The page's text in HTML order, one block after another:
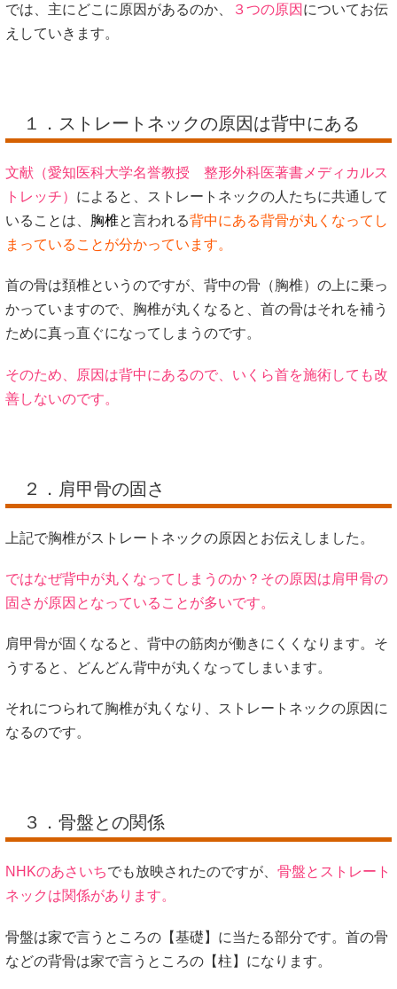
では、主にどこに原因があるのか、 ３つの原因 についてお伝
えしていきます。
１．ストレートネックの原因は背中にある
文献（愛知医科大学名誉教授 整形外科医著書メディカルス
トレッチ） によると、ストレートネックの人たちに共通して
いることは、 胸椎と言われる背中にある背骨が丸くなってし
まっていることが分かっています。
首の骨は頚椎というのですが、背中の骨（胸椎）の上に乗っ
かっていますので、胸椎が丸くなると、首の骨はそれを補う
ために真っ直ぐになってしまうのです。
そのため、原因は背中にあるので、いくら首を施術しても改
善しないのです。
２．肩甲骨の固さ
上記で胸椎がストレートネックの原因とお伝えしました。
ではなぜ背中が丸くなってしまうのか？その原因は肩甲骨の
固さが原因となっていることが多いです。
肩甲骨が固くなると、背中の筋肉が働きにくくなります。そ
うすると、どんどん背中が丸くなってしまいます。
それにつられて胸椎が丸くなり、ストレートネックの原因に
なるのです。
３．骨盤との関係
NHKのあさいちでも放映されたのですが、 骨盤とストレート
ネックは関係があります。
骨盤は家で言うところの【基礎】に当たる部分です。首の骨
などの背骨は家で言うところの【柱】になります。